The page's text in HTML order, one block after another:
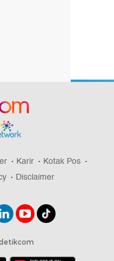
Karir
Kotak Pos
Disclaimer